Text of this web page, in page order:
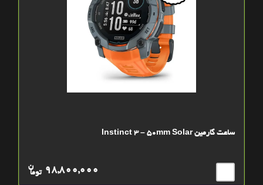
ساعت گارمین Instinct 3 – 50mm Solar
توما
ن 98,800,000